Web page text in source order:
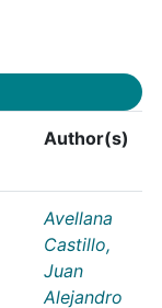
Author(s)
Avellana
Castillo,
Juan
Alejandro